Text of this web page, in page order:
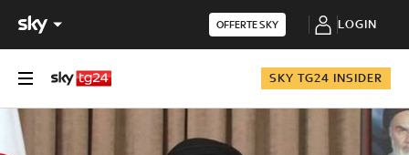
OFFERTE SKY LOGIN
SKY TG24 INSIDER